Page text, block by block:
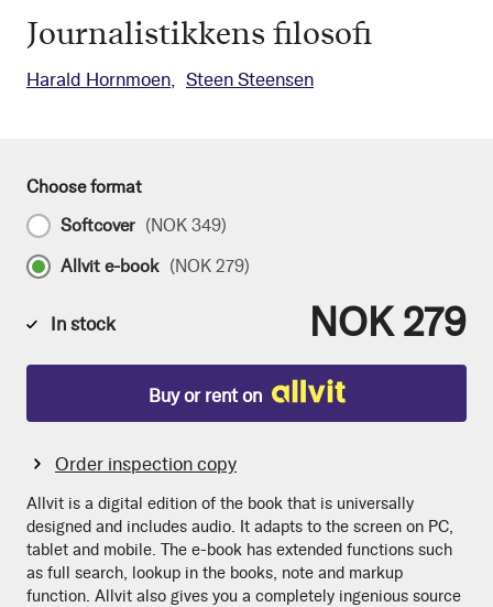
Journalistikkens filosofi
Harald Hornmoen Steen Steensen
Choose format
Softcover (NOK 349)
Allvit e-book (NOK 279)
In stock NOK 279
Buy or rent on
Order inspection copy
Allvit is a digital edition of the book that is universally
designed and includes audio. It adapts to the screen on PC,
tablet and mobile. The e-book has extended functions such
as full search, lookup in the books, note and markup
function. Allvit also gives you a completely ingenious source